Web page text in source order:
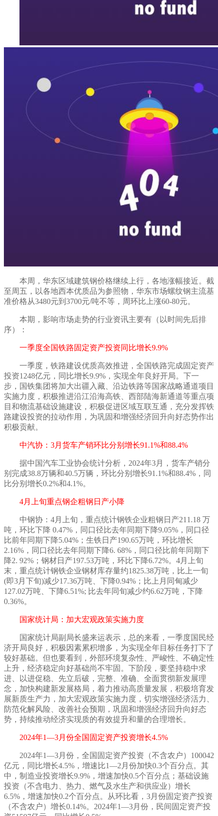
本周 ，华东区域建筑钢价格继续上行 ， 各地涨幅接近。截
至周五，以各地西本优质品为参照物，华东市场螺纹钢主流基
准价格从3480元到 3700元/吨不等， 周环比上涨60-80元。
本期，影响市场走势的行业资讯主要有（以时间先后排
序）：
一季度全国铁路固定资产投资同比增长9.9%
一季度，铁路建设优质高效推进，全国铁路完成固定资产
投资1248亿元，同比增长9.9%，实现全年良好开局。下一
步，国铁集团将加大出疆入藏、沿边铁路等国家战略通道项目
实施力度，积极推进沿江沿海高铁、西部陆海新通道等重点项
目和物流基础设施建设，积极促进区域互联互通，充分发挥铁
路建设投资的拉动作用，为巩固和增强经济回升向好态势作出
积极贡献。
中汽协： 3月货车产销环比分别增长91.1%和88.4%
据中国汽车工业协会统计分析， 2024年3月，货车产销分
别完成38.8万辆和40.5万辆，环比分别增长91.1%和88.4%，同
比分别增长0.2%和4.1%。
4月上旬重点钢企粗钢日产小降
中钢协： 4月上旬，重点统计钢铁企业粗钢日产211.18 万
吨，环比下降 0.47%，同口径比去年同期下降9.05%，同口径
比前年同期下降5.04%；生铁日产190.65万吨，环比增长
2.16%，同口径比去年同期下降6. 68%，同口径比前年同期下
降2. 92%；钢材日产197.53万吨，环比下降6.72%。4月上旬
末，重点统计钢铁企业钢材库存量约1825.38万吨，比上一旬
(即3月下旬)减少17.36万吨、下降0.94%；比上月同甸减少
127.02万吨、下降6.51%; 比去年同旬减少约6.62万吨，下降
0.36%。
国家统计局：加大宏观政策实施力度
国家统计局副局长盛来运表示，总的来看，一季度国民经
济开局良好，积极因素累积增多，为实现全年目标任务打下了
较好基础。但也要看到，外部环境复杂性、严峻性、不确定性
上升，经济稳定向好基础尚不牢固。下阶段，要坚持稳中求
进、以进促稳、先立后破，完整、准确、全面贯彻新发展理
念，加快构建新发展格局，着力推动高质量发展，积极培育发
展新质生产力，加大宏观政策实施力度，切实增强经济活力、
防范化解风险、改善社会预期，巩固和增强经济回升向好态
势，持续推动经济实现质的有效提升和量的合理增长。
2024年1—3月份全国固定资产投资增长4.5%
2024年1—3月份，全国固定资产投资（不含农户）100042
亿元，同比增长4.5%，增速比1—2月份加快0.3个百分点。其
中，制造业投资增长9.9%，增速加快0.5个百分点；基础设施
投资（不含电力、热力、燃气及水生产和供应业）增长
6.5%，增速加快0.2个百分点。从环比看，3月份固定资产投资
（不含农户）增长0.14%。2024年1—3月份，民间固定资产投